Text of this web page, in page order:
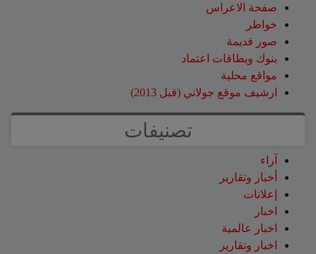
صفحة الاعراس
خواطر
صور قديمة
بنوك وبطاقات اعتماد
مواقع محلية
ارشيف موقع جولاني (قبل 2013)
تصنيفات
آراء
أخبار وتقارير
إعلانات
اخبار
اخبار عالمية
اخبار وتقارير